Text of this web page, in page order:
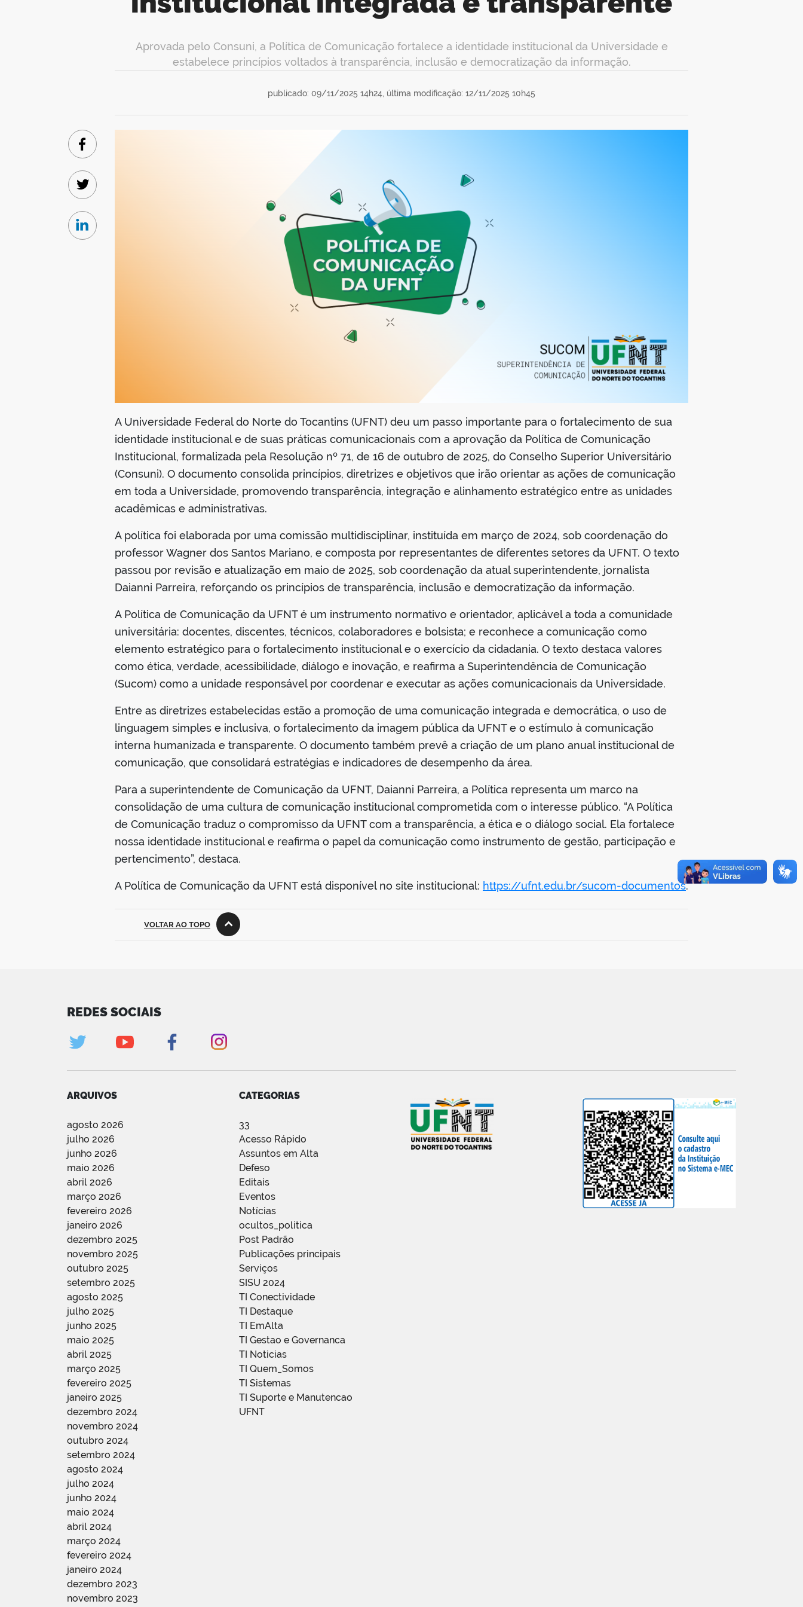
Aprovada pelo Consuni, a Política de Comunicação fortalece a identidade institucional da Universidade e
estabelece princípios voltados à transparência, inclusão e democratização da informação.
publicado: 09/11/2025 14h24, última modificação: 12/11/2025 10h45
A Universidade Federal do Norte do Tocantins (UFNT) deu um passo importante para o fortalecimento de sua
identidade institucional e de suas práticas comunicacionais com a aprovação da Política de Comunicação
Institucional, formalizada pela Resolução nº 71, de 16 de outubro de 2025, do Conselho Superior Universitário
(Consuni). O documento consolida princípios, diretrizes e objetivos que irão orientar as ações de comunicação
em toda a Universidade, promovendo transparência, integração e alinhamento estratégico entre as unidades
acadêmicas e administrativas.
A política foi elaborada por uma comissão multidisciplinar, instituída em março de 2024, sob coordenação do
professor Wagner dos Santos Mariano, e composta por representantes de diferentes setores da UFNT. O texto
passou por revisão e atualização em maio de 2025, sob coordenação da atual superintendente, jornalista
Daianni Parreira, reforçando os princípios de transparência, inclusão e democratização da informação.
A Política de Comunicação da UFNT é um instrumento normativo e orientador, aplicável a toda a comunidade
universitária: docentes, discentes, técnicos, colaboradores e bolsista; e reconhece a comunicação como
elemento estratégico para o fortalecimento institucional e o exercício da cidadania. O texto destaca valores
como ética, verdade, acessibilidade, diálogo e inovação, e reafirma a Superintendência de Comunicação
(Sucom) como a unidade responsável por coordenar e executar as ações comunicacionais da Universidade.
Entre as diretrizes estabelecidas estão a promoção de uma comunicação integrada e democrática, o uso de
linguagem simples e inclusiva, o fortalecimento da imagem pública da UFNT e o estímulo à comunicação
interna humanizada e transparente. O documento também prevê a criação de um plano anual institucional de
comunicação, que consolidará estratégias e indicadores de desempenho da área.
Para a superintendente de Comunicação da UFNT, Daianni Parreira, a Política representa um marco na
consolidação de uma cultura de comunicação institucional comprometida com o interesse público. “A Política
de Comunicação traduz o compromisso da UFNT com a transparência, a ética e o diálogo social. Ela fortalece
nossa identidade institucional e reafirma o papel da comunicação como instrumento de gestão, participação e
pertencimento”, destaca.
A Política de Comunicação da UFNT está disponível no site institucional: https://ufnt.edu.br/sucom-documentos.
Facebook
Twitter
Linkedin
VOLTAR AO TOPO
REDES SOCIAIS
ARQUIVOS
agosto 2026
julho 2026
junho 2026
maio 2026
abril 2026
março 2026
fevereiro 2026
janeiro 2026
dezembro 2025
novembro 2025
outubro 2025
setembro 2025
agosto 2025
julho 2025
junho 2025
maio 2025
abril 2025
março 2025
fevereiro 2025
janeiro 2025
dezembro 2024
novembro 2024
outubro 2024
setembro 2024
agosto 2024
julho 2024
junho 2024
maio 2024
abril 2024
março 2024
fevereiro 2024
janeiro 2024
dezembro 2023
novembro 2023
CATEGORIAS
33
Acesso Rápido
Assuntos em Alta
Defeso
Editais
Eventos
Notícias
ocultos_politica
Post Padrão
Publicações principais
Serviços
SISU 2024
TI Conectividade
TI Destaque
TI EmAlta
TI Gestao e Governanca
TI Noticias
TI Quem_Somos
TI Sistemas
TI Suporte e Manutencao
UFNT